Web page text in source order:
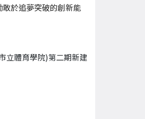
於追夢突破的創新能
立體育學院)第二期新建